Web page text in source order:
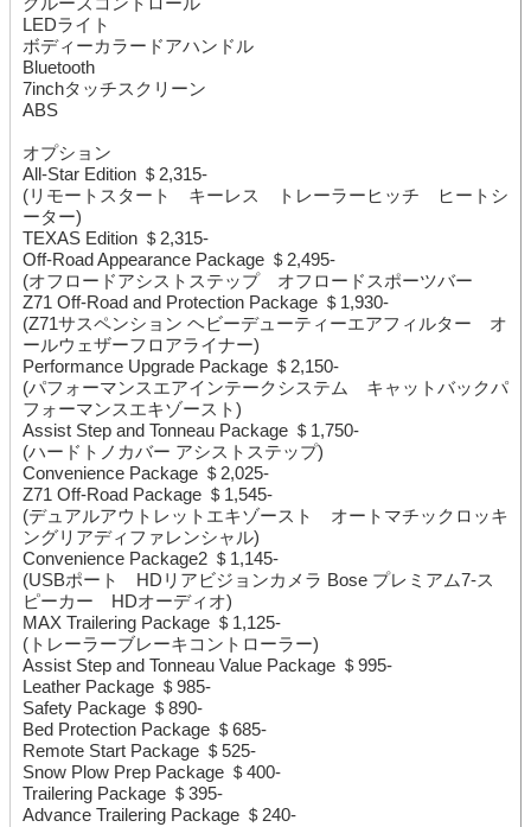
LEDライト
ボディーカラードアハンドル
Bluetooth
7inchタッチスクリーン
ABS
オプション
All-Star Edition ＄2,315-
(リモートスタート キーレス トレーラーヒッチ ヒートシ
ーター)
TEXAS Edition ＄2,315-
Off-Road Appearance Package ＄2,495-
(オフロードアシストステップ オフロードスポーツバー
Z71 Off-Road and Protection Package ＄1,930-
(Z71サスペンション ヘビーデューティーエアフィルター オ
ールウェザーフロアライナー)
Performance Upgrade Package ＄2,150-
(パフォーマンスエアインテークシステム キャットバックパ
フォーマンスエキゾースト)
Assist Step and Tonneau Package ＄1,750-
(ハードトノカバー アシストステップ)
Convenience Package ＄2,025-
Z71 Off-Road Package ＄1,545-
(デュアルアウトレットエキゾースト オートマチックロッキ
ングリアディファレンシャル)
Convenience Package2 ＄1,145-
(USBポート HDリアビジョンカメラ Bose プレミアム7-ス
ピーカー HDオーディオ)
MAX Trailering Package ＄1,125-
(トレーラーブレーキコントローラー)
Assist Step and Tonneau Value Package ＄995-
Leather Package ＄985-
Safety Package ＄890-
Bed Protection Package ＄685-
Remote Start Package ＄525-
Snow Plow Prep Package ＄400-
Trailering Package ＄395-
Advance Trailering Package ＄240-